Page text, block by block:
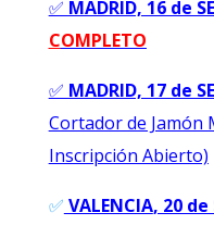
✅ MADRID, 16 de
COMPLETO
✅ MADRID, 17 de
Cortador de Jamón
Inscripción Abierto)
✅ VALENCIA, 20 de